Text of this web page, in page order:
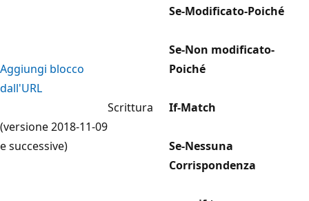
Aggiungi blocco
dall'URL
(versione 2018-11-09
e successive)
Scrittura
Se-Modificato-Poiché
Se-Non modificato-
Poiché
If-Match
Se-Nessuna
Corrispondenza